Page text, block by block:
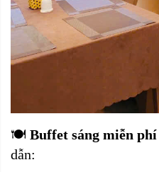
🍽️ Buffet sáng miễn phí
dẫn: